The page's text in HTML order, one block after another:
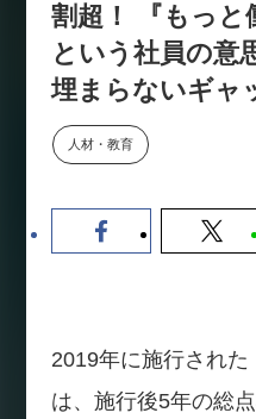
セミナー
【9/
代
ャ
割超！ 『もっと
という社員の意
埋まらないギャ
人材・教育
2019年に施行された
は、施行後5年の総